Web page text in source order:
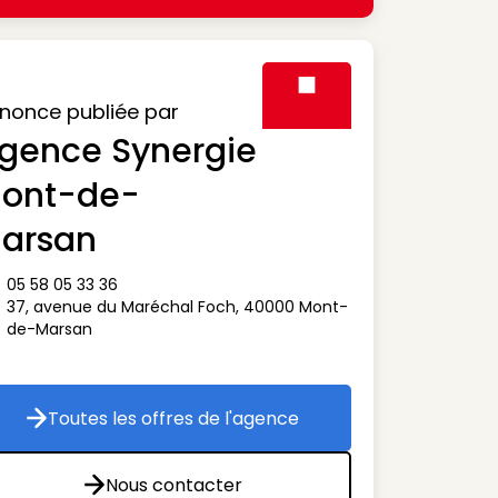
publiée par
Synergie
de-
téléphone
05 58 05 33 36
adresse
37, avenue du Maréchal Foch, 40000 Mont-
de-Marsan
Toutes les offres de l'agence
Toutes les offres de l'agence
Nous contacter